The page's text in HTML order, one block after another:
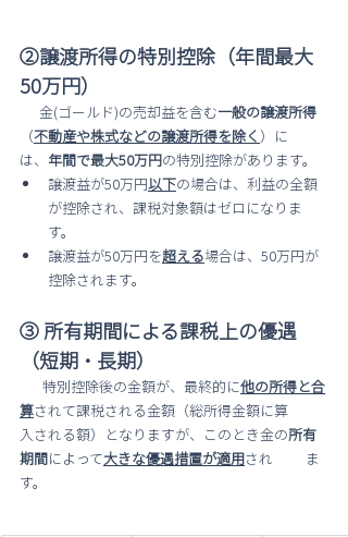
②譲渡所得の特別控除（年間最大
50万円）
      金(ゴールド)の売却益を含む
一般の譲渡所得
（不動産や株式などの譲渡所得を除く）に
は、 年間で最大50万円の特別控除があります。
譲渡益が50万円以下の場合は、利益の全額
が控除され、課税対象額はゼロになりま
す。
譲渡益が50万円を超える場合は、50万円が
控除されます。
③ 所有期間による課税上の優遇
（短期・長期）
       特別控除後の金額が、最終的に
他の所得と合
算されて課税される金額（総所得金額に算
入される額）となりますが、このとき金の所有
期間によって大きな優遇措置が適用され          ま
す。